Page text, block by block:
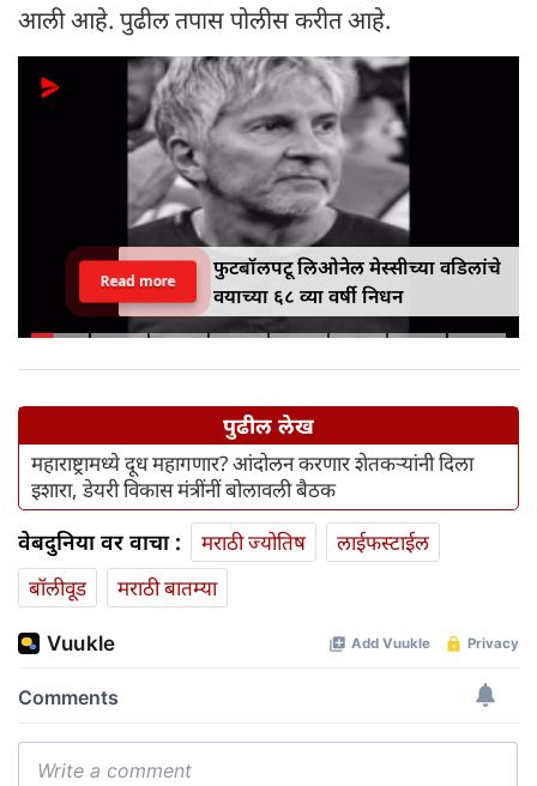
आली आहे. पुढील तपास पोलीस करीत आहे.
फुटबॉलपटू लिओनेल मेस्सीच्या वडिलांचे
वयाच्या ६८ व्या वर्षी निधन
Read more
पुढील लेख
महाराष्ट्रामध्ये दूध महागणार? आंदोलन करणार शेतकऱ्यांनी दिला
इशारा, डेयरी विकास मंत्रींनीं बोलावली बैठक
वेबदुनिया वर वाचा : मराठी ज्योतिष
लाईफस्टाईल
बॉलीवूड
मराठी बातम्या